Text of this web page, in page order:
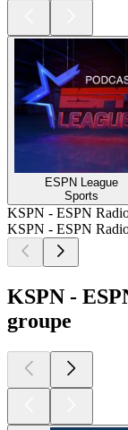
ESPN League
Sports
KSPN - ESPN
KSPN - ESPN
KSPN -
groupe